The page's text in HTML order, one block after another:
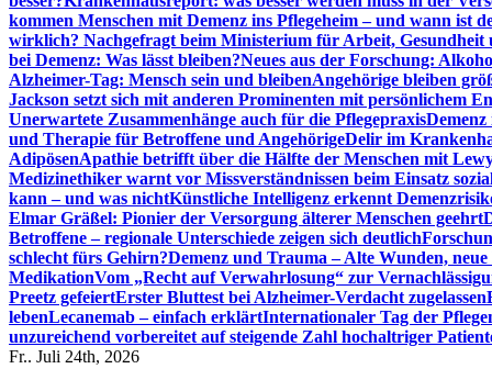
kommen Menschen mit Demenz ins Pflegeheim – und wann ist
wirklich? Nachgefragt beim Ministerium für Arbeit, Gesundheit
bei Demenz: Was lässt bleiben?Neues aus der Forschung:
Alzheimer-Tag: Mensch sein und bleibenAngehörige bleiben
Jackson setzt sich mit anderen Prominenten mit persönlichem
Unerwartete Zusammenhänge auch für die Pflegepraxis
und Therapie für Betroffene und AngehörigeDelir im
AdipösenApathie betrifft über die Hälfte der Menschen mit
Medizinethiker warnt vor Missverständnissen beim Einsatz
kann – und was nichtKünstliche Intelligenz erkennt
Elmar Gräßel: Pionier der Versorgung älterer Menschen geehrt
Betroffene – regionale Unterschiede zeigen sich deutlich
schlecht fürs Gehirn?Demenz und Trauma – Alte Wunden,
MedikationVom „Recht auf Verwahrlosung“ zur
Preetz gefeiertErster Bluttest bei Alzheimer-Verdacht zugelassen
lebenLecanemab – einfach erklärtInternationaler Tag der
unzureichend vorbereitet auf steigende Zahl hochaltriger
Fr.. Juli 24th, 2026